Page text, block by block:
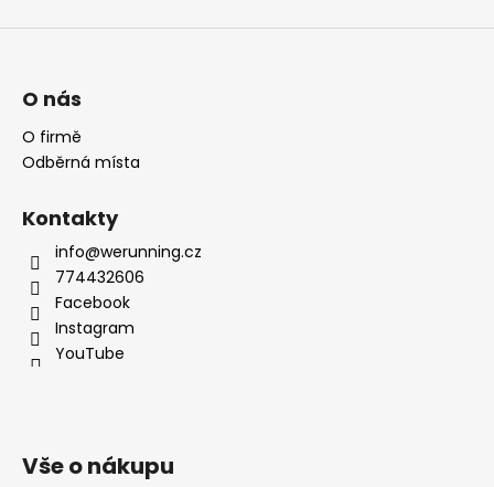
O nás
O firmě
Odběrná místa
Kontakty
info@werunning.cz
774432606
Facebook
Instagram
YouTube
Vše o nákupu